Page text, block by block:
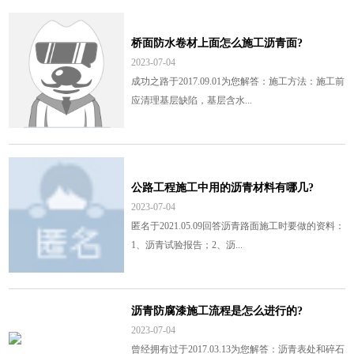
桥面防水卷材上面怎么施工沥青面?
2023-07-04
成功之路于2017.09.01为您解答：施工方法：施工前
应清理基层缺陷，基层含水...
公路工程施工中用的沥青材料有哪几?
2023-07-04
匿名于2021.05.09回答沥青路面施工时要做的资料：
1、沥青试验报告；2、沥...
沥青防腐漆施工流程是怎么进行的?
2023-07-04
曾经拥有过于2017.03.13为您解答：沥青表处和碎石